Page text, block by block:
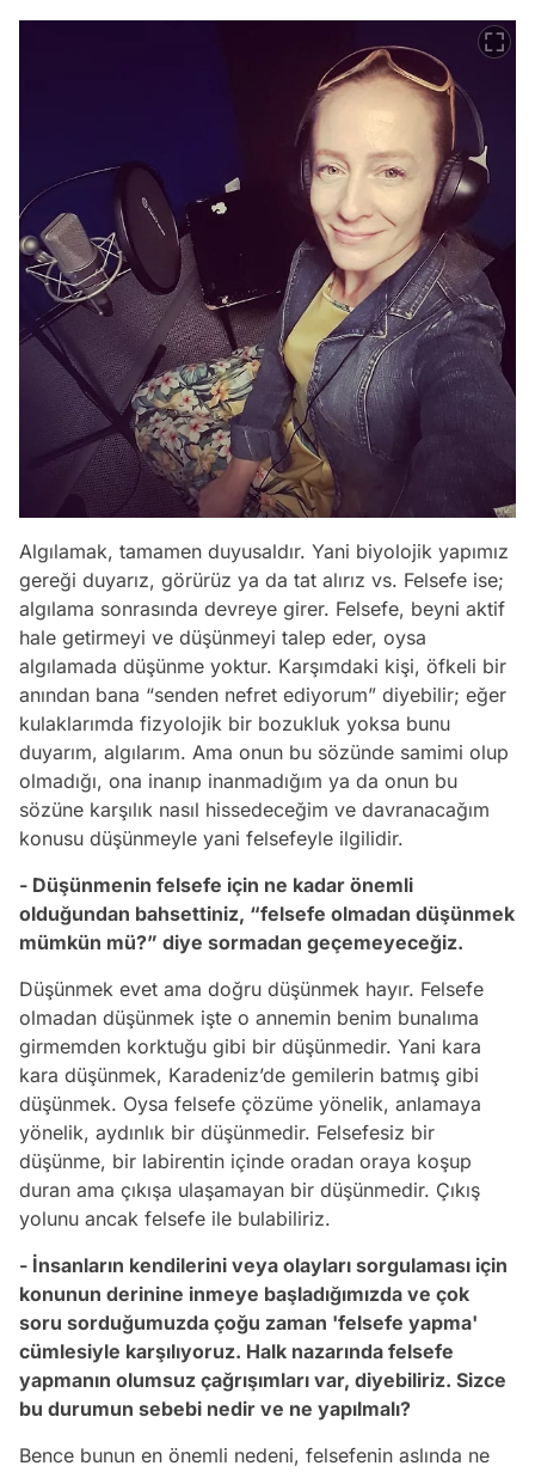
Algılamak, tamamen duyusaldır. Yani biyolojik yapımız
gereği duyarız, görürüz ya da tat alırız vs. Felsefe ise;
algılama sonrasında devreye girer. Felsefe, beyni aktif
hale getirmeyi ve düşünmeyi talep eder, oysa
algılamada düşünme yoktur. Karşımdaki kişi, öfkeli bir
anından bana “senden nefret ediyorum” diyebilir; eğer
kulaklarımda fizyolojik bir bozukluk yoksa bunu
duyarım, algılarım. Ama onun bu sözünde samimi olup
olmadığı, ona inanıp inanmadığım ya da onun bu
sözüne karşılık nasıl hissedeceğim ve davranacağım
konusu düşünmeyle yani felsefeyle ilgilidir.
- Düşünmenin felsefe için ne kadar önemli
olduğundan bahsettiniz, “felsefe olmadan düşünmek
mümkün mü?” diye sormadan geçemeyeceğiz.
Düşünmek evet ama doğru düşünmek hayır. Felsefe
olmadan düşünmek işte o annemin benim bunalıma
girmemden korktuğu gibi bir düşünmedir. Yani kara
kara düşünmek, Karadeniz’de gemilerin batmış gibi
düşünmek. Oysa felsefe çözüme yönelik, anlamaya
yönelik, aydınlık bir düşünmedir. Felsefesiz bir
düşünme, bir labirentin içinde oradan oraya koşup
duran ama çıkışa ulaşamayan bir düşünmedir. Çıkış
yolunu ancak felsefe ile bulabiliriz.
- İnsanların kendilerini veya olayları sorgulaması için
konunun derinine inmeye başladığımızda ve çok
soru sorduğumuzda çoğu zaman 'felsefe yapma'
cümlesiyle karşılıyoruz. Halk nazarında felsefe
yapmanın olumsuz çağrışımları var, diyebiliriz. Sizce
bu durumun sebebi nedir ve ne yapılmalı?
Bence bunun en önemli nedeni, felsefenin aslında ne